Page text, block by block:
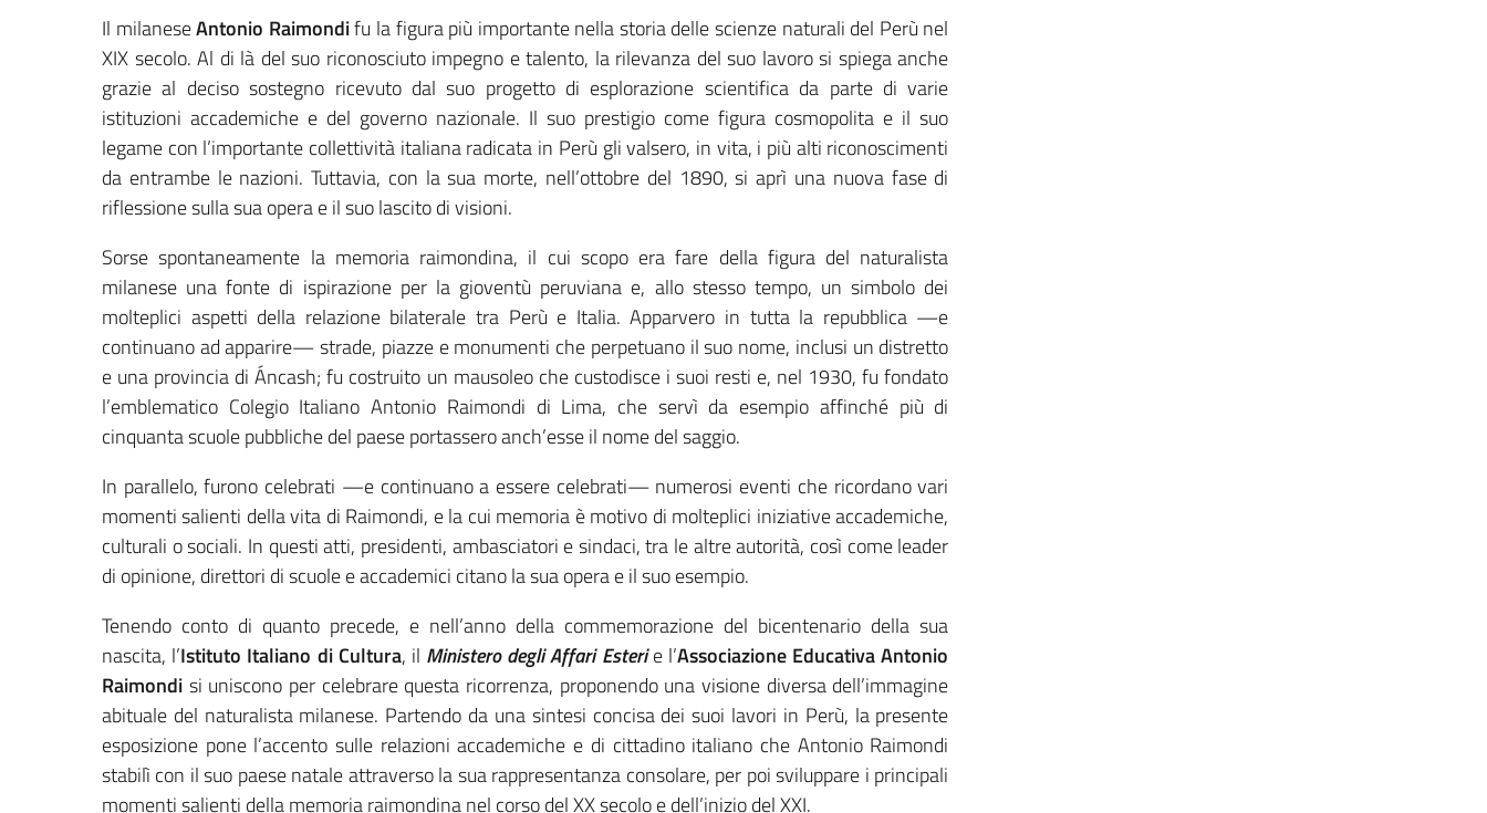
Il milaneseAntonio Raimondifu la figura più importante nella storia delle scienze naturali del Perù nel
XIX secolo. Al di là del suo riconosciuto impegno e talento, la rilevanza del suo lavoro si spiega anche
grazie al deciso sostegno ricevuto dal suo progetto di esplorazione scientifica da parte di varie
istituzioni accademiche e del governo nazionale. Il suo prestigio come figura cosmopolita e il suo
legame con l’importante collettività italiana radicata in Perù gli valsero, in vita, i più alti riconoscimenti
da entrambe le nazioni. Tuttavia, con la sua morte, nell’ottobre del 1890, si aprì una nuova fase di
riflessione sulla sua opera e il suo lascito di visioni.
Sorse spontaneamente la memoria raimondina, il cui scopo era fare della figura del naturalista
milanese una fonte di ispirazione per la gioventù peruviana e, allo stesso tempo, un simbolo dei
molteplici aspetti della relazione bilaterale tra Perù e Italia. Apparvero in tutta la repubblica —e
continuano ad apparire— strade, piazze e monumenti che perpetuano il suo nome, inclusi un distretto
e una provincia di Áncash; fu costruito un mausoleo che custodisce i suoi resti e, nel 1930, fu fondato
l’emblematico Colegio Italiano Antonio Raimondi di Lima, che servì da esempio affinché più di
cinquanta scuole pubbliche del paese portassero anch’esse il nome del saggio.
In parallelo, furono celebrati —e continuano a essere celebrati— numerosi eventi che ricordano vari
momenti salienti della vita di Raimondi, e la cui memoria è motivo di molteplici iniziative accademiche,
culturali o sociali. In questi atti, presidenti, ambasciatori e sindaci, tra le altre autorità, così come leader
di opinione, direttori di scuole e accademici citano la sua opera e il suo esempio.
Tenendo conto di quanto precede, e nell’anno della commemorazione del bicentenario della sua
nascita, l’Istituto Italiano di Cultura, il Ministero degli Affari Esterie l’Associazione Educativa Antonio
Raimondi si uniscono per celebrare questa ricorrenza, proponendo una visione diversa dell’immagine
abituale del naturalista milanese. Partendo da una sintesi concisa dei suoi lavori in Perù, la presente
esposizione pone l’accento sulle relazioni accademiche e di cittadino italiano che Antonio Raimondi
stabilì con il suo paese natale attraverso la sua rappresentanza consolare, per poi sviluppare i principali
momenti salienti della memoria raimondina nel corso del XX secolo e dell’inizio del XXI.